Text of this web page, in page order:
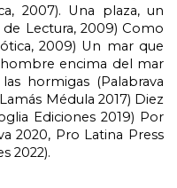
2007). Una plaza, un
Lectura, 2009) Como
2009) Un mar que
hombre encima del mar
hormigas (Palabrava
Médula 2017) Diez
Ediciones 2019) Por
2020, Pro Latina Press
2022).